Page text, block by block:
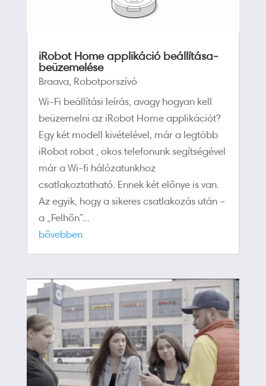
iRobot Home applikáció beállítása-
beüzemelése
Braava Robotporszívó
Wi-Fi beállítási leírás, avagy hogyan kell
beüzemelni az iRobot Home applikációt?
Egy két modell kivételével, már a legtöbb
iRobot robot , okos telefonunk segítségével
már a Wi-fi hálózatunkhoz
csatlakoztatható. Ennek két előnye is van.
Az egyik, hogy a sikeres csatlakozás után –
a „Felhőn”...
bővebben